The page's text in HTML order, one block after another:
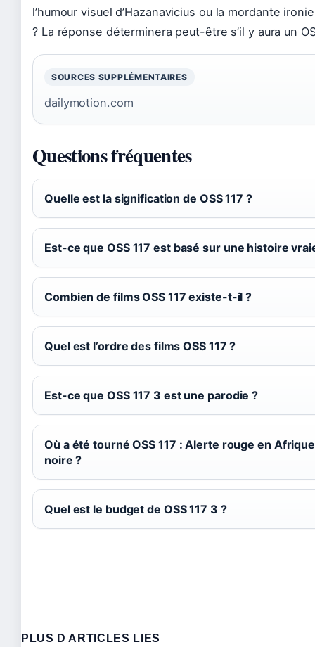
l’humour visuel d’Hazanavicius ou la mordante
? La réponse déterminera peut-être s’il y aura un
SOURCES SUPPLÉMENTAIRES
dailymotion.com
Questions fréquentes
Quelle est la signification de OSS 117 ?
Est-ce que OSS 117 est basé sur une histoire
Combien de films OSS 117 existe-t-il ?
Quel est l’ordre des films OSS 117 ?
Est-ce que OSS 117 3 est une parodie ?
Où a été tourné OSS 117 : Alerte rouge en Afrique
noire ?
Quel est le budget de OSS 117 3 ?
PLUS D ARTICLES LIES